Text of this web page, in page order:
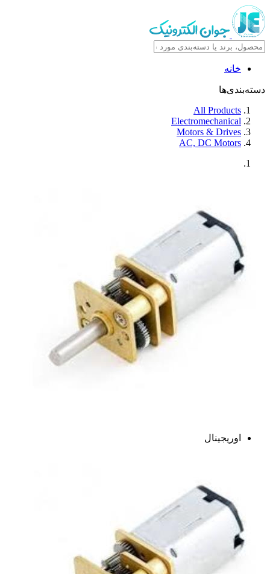
خانه
دسته‌بندی‌ها
All Products
Electromechanical
Motors & Drives
AC, DC Motors
اوریجینال